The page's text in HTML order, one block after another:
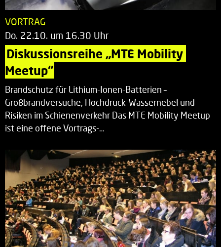
VORTRAG
Do. 22.10. um 16.30 Uhr
Diskussionsreihe „MTE Mobility
Meetup“
Brandschutz für Lithium-Ionen-Batterien –
Großbrandversuche, Hochdruck-Wassernebel und
Risiken im Schienenverkehr Das MTE Mobility Meetup
ist eine offene Vortrags-…